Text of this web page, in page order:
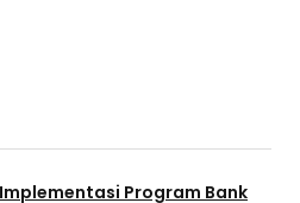
Program Bank